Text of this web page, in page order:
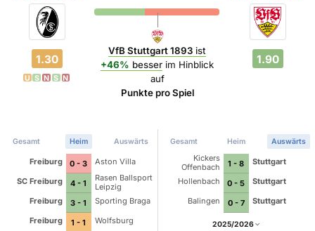
1.30
U S N S N
VfB Stuttgart 1893 ist
+46% besser im Hinblick
auf
Punkte pro Spiel
1.90
Gesamt Heim Auswärts
Freiburg 0 - 3
Aston Villa
SC Freiburg
4 - 1
Rasen Ballsport
Leipzig
Freiburg
3 - 1
Sporting Braga
Freiburg
1 - 1
Wolfsburg
Gesamt Heim Auswärts
Kickers
Offenbach
1 - 8
Stuttgart
Hollenbach
0 - 5
Stuttgart
Balingen
0 - 7 Stuttgart
2025/2026